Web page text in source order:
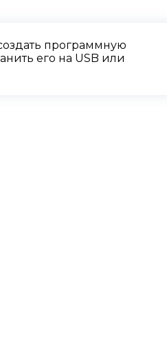
программную
его на USB или